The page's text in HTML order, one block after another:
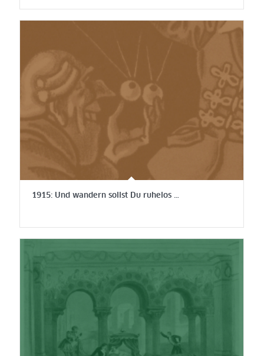
1915: Und wandern sollst Du ruhelos …